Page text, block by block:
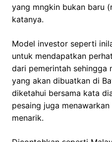
yang mngkin bukan baru
katanya.
Model investor seperti
untuk mendapatkan
dari pemerintah sehingga
yang akan dibuatkan di
diketahui bersama kata
pesaing juga
menarik.